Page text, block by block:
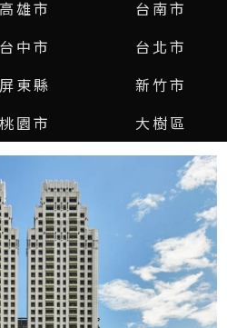
高雄市 台南市
台中市 台北市
屏東縣 新竹市
桃園市 大樹區